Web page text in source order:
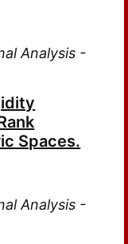
Analysis -
Spaces.
Analysis -